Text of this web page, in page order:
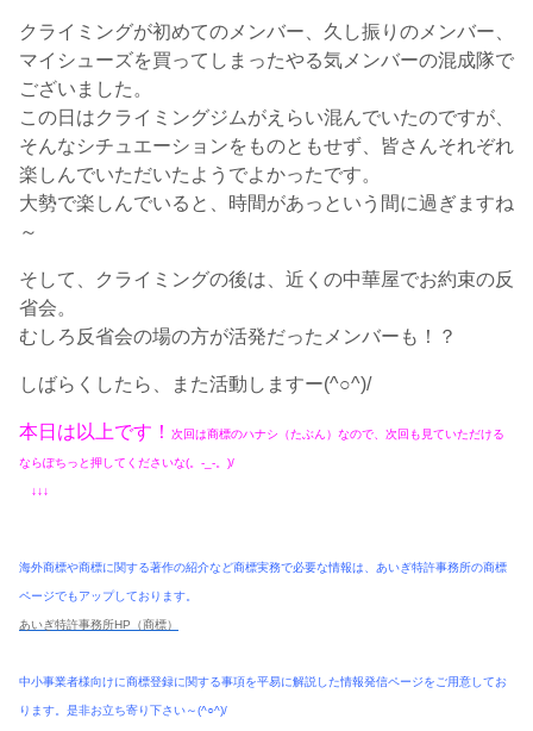
クライミングが初めてのメンバー、久し振りのメンバー、
マイシューズを買ってしまったやる気メンバーの混成隊で
ございました。
この日はクライミングジムがえらい混んでいたのですが、
そんなシチュエーションをものともせず、皆さんそれぞれ
楽しんでいただいたようでよかったです。
大勢で楽しんでいると、時間があっという間に過ぎますね
～
そして、クライミングの後は、近くの中華屋でお約束の反
省会。
むしろ反省会の場の方が活発だったメンバーも！？
しばらくしたら、また活動しますー(^○^)/
本日は以上です！ 次回は商標のハナシ（たぶん）なので、次回も見ていただける
ならぽちっと押してくださいな(。-_-。)/
↓↓↓
海外商標や商標に関する著作の紹介など商標実務で必要な情報は、あいぎ特許事務所の商標
ページでもアップしております。
あいぎ特許事務所HP（商標）
中小事業者様向けに商標登録に関する事項を平易に解説した情報発信ページをご用意してお
ります。是非お立ち寄り下さい～(^○^)/